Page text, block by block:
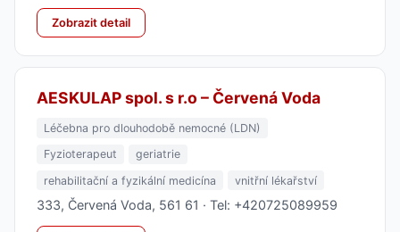
Zobrazit detail
AESKULAP spol. s r.o – Červená Voda
Léčebna pro dlouhodobě nemocné (LDN)
Fyzioterapeut
geriatrie
rehabilitační a fyzikální medicína
vnitřní lékařství
333, Červená Voda, 561 61 · Tel: +420725089959